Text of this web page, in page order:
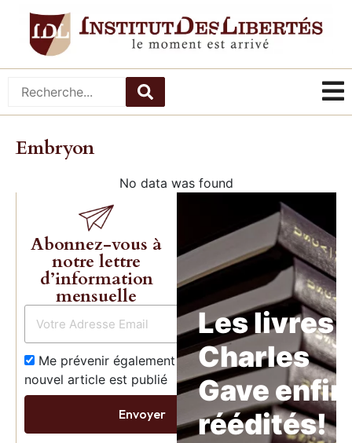
Embryon
No data was found
Abonnez-vous à
notre lettre
d’information
mensuelle
Me prévenir également dès qu’un
nouvel article est publié
Envoyer
Les livres
Charles
Gave enfin
réédités!